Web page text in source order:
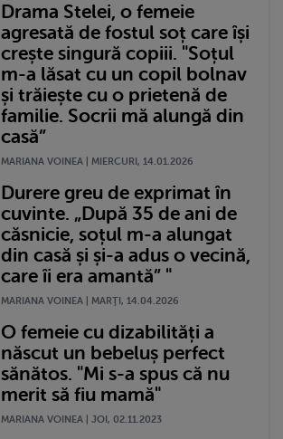
Drama Stelei, o femeie
agresată de fostul soț care își
crește singură copiii. "Soțul
m-a lăsat cu un copil bolnav
și trăiește cu o prietenă de
familie. Socrii mă alungă din
casă”
MARIANA VOINEA | MIERCURI, 14.01.2026
Durere greu de exprimat în
cuvinte. „După 35 de ani de
căsnicie, soțul m-a alungat
din casă și și-a adus o vecină,
care îi era amantă” "
MARIANA VOINEA | MARŢI, 14.04.2026
O femeie cu dizabilități a
născut un bebeluș perfect
sănătos. "Mi s-a spus că nu
merit să fiu mamă"
MARIANA VOINEA | JOI, 02.11.2023